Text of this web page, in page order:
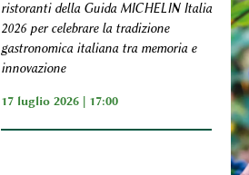
ristoranti della Guida MICHELIN Italia
2026 per celebrare la tradizione
gastronomica italiana tra memoria e
innovazione
17 luglio 2026 | 17:00